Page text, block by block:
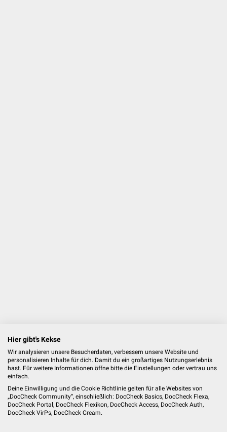
Hier gibt's Kekse
Wir analysieren unsere Besucherdaten, verbessern unsere Website und
personalisieren Inhalte für dich. Damit du ein großartiges Nutzungserlebnis
hast. Für weitere Informationen öffne bitte die Einstellungen oder vertrau uns
einfach.
Deine Einwilligung und die Cookie Richtlinie gelten für alle Websites von
„DocCheck Community“, einschließlich: DocCheck Basics, DocCheck Flexa,
DocCheck Portal, DocCheck Flexikon, DocCheck Access, DocCheck Auth,
DocCheck VirPs, DocCheck Cream.